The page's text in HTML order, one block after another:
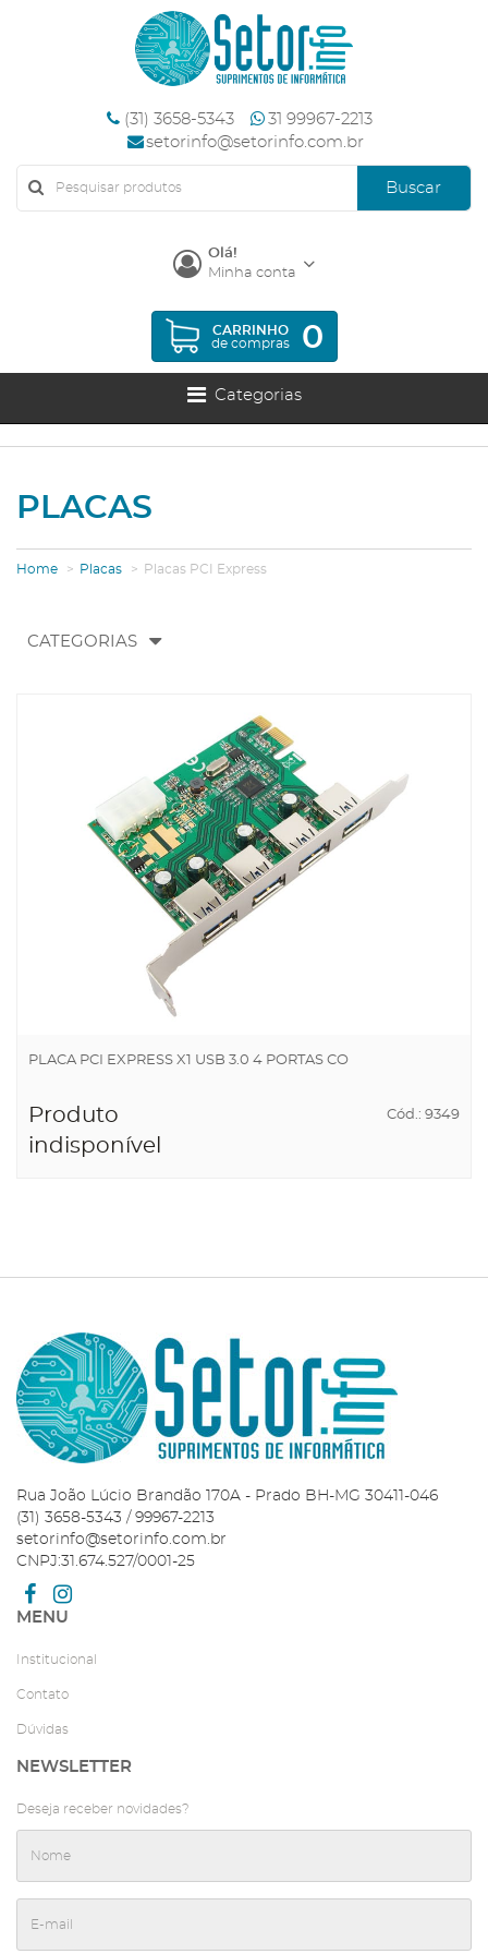
(31) 3658-5343
31 99967-2213
setorinfo@setorinfo.com.br
Buscar
Olá!
Minha conta
CARRINHO
de compras
0
Categorias
PLACAS
Home Placas Placas PCI Express
Toggle
CATEGORIAS
PLACA PCI EXPRESS X1 USB 3.0 4 PORTAS CO
Produto
indisponível
Cód.: 9349
Rua João Lúcio Brandão 170A - Prado BH-MG 30411-046
(31) 3658-5343 / 99967-2213
setorinfo@setorinfo.com.br
CNPJ:31.674.527/0001-25
MENU
Institucional
Contato
Dúvidas
NEWSLETTER
Deseja receber novidades?